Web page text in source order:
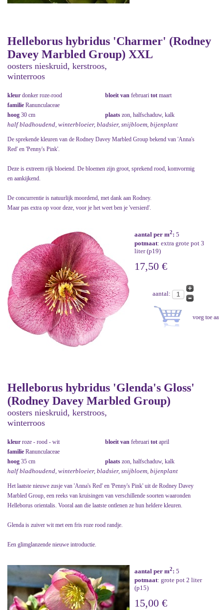
Helleborus hybridus 'Charmer' (Rodney
Davey Marbled Group) XXL
oosters nieskruid, kerstroos,
winterroos
kleur donker roze-rood bloeit van februari tot maart
familie Ranunculaceae
hoog 30 cm plaats zon, halfschaduw, kalk
half bladhoudend, winterbloeier, bladsier, snijbloem, bijenplant
De sprekende kleuren van de Rodney Davey Marbled Group bekend van 'Anna's
Red' en 'Penny's Pink'.
Deze is extreem rijk bloeiend. De bloemen zijn groot, sprekend rood, komvormig
en aankijkend.
De concurrentie is natuurlijk moordend, met dank aan Rodney.
Maar pas extra op voor deze, voor je het weet ben je 'versierd'.
aantal per m2: 5
potmaat: extra grote pot 3
liter (p19)
17,50 €
aantal:
Helleborus hybridus 'Glenda's Gloss'
(Rodney Davey Marbled Group)
oosters nieskruid, kerstroos,
winterroos
kleur roze - rood - wit bloeit van februari tot april
familie Ranunculaceae
hoog 35 cm plaats zon, halfschaduw, kalk
half bladhoudend, winterbloeier, bladsier, snijbloem, bijenplant
Het laatste nieuwe zusje van 'Anna's Red' en 'Penny's Pink' uit de Rodney Davey
Marbled Group, een reeks van kruisingen van verschillende soorten waaronden
Helleborus orientalis. Vooral aan die laatste ontlenen ze hun heldere kleuren.
Glenda is zuiver wit met een fris roze rood randje.
Een glimglanzende nieuwe introductie.
aantal per m2: 5
potmaat: grote pot 2 liter
(p15)
15,00 €